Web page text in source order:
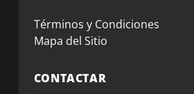
Términos y Condiciones
Mapa del Sitio
CONTACTAR